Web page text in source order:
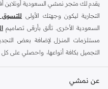
ملابس نيو بلانس والأحذيةبشكل أفضل
الحياة العادي بالإضافة إلى المناسبات
نيو بالانس للرجال لرحلتك القادمة
وأحذية رياضية حمراء مثل أحذية
للرجال في أحذية رياضية مثل ترينرز.
نيو بالانس مثالية للحفاظ على
بالانس الصفراء للرجال للحصول على
يقدم لك متجر نمشي السعودية
التجارية ليكون وجهتك الأولى للتسوق
السعودية الأخرى. تألق بأرقى تصاميم
مستلزمات المنزل لإضافة بعض
التجميل بكافة أنواعها، واحصلي على
أفضل العلامات التجارية في السعودية
عن نمشي